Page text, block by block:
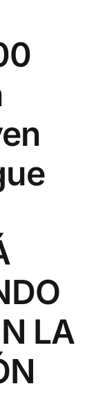
LA